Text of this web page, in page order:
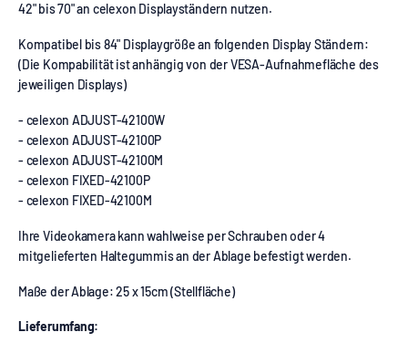
42" bis 70" an celexon Displayständern nutzen.
Kompatibel bis 84" Displaygröße an folgenden Display Ständern:
(Die Kompabilität ist anhängig von der VESA-Aufnahmefläche des
jeweiligen Displays)
- celexon ADJUST-42100W
- celexon ADJUST-42100P
- celexon ADJUST-42100M
- celexon FIXED-42100P
- celexon FIXED-42100M
Ihre Videokamera kann wahlweise per Schrauben oder 4
mitgelieferten Haltegummis an der Ablage befestigt werden.
Maße der Ablage: 25 x 15cm (Stellfläche)
Lieferumfang: